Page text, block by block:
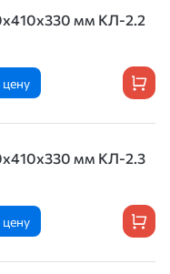
мм КЛ-2.2
цену
мм КЛ-2.3
цену